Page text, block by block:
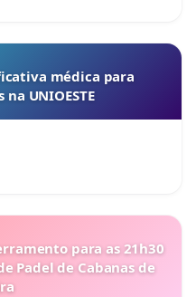
médica para
UNIOESTE
para as 21h30
Padel de Cabanas de